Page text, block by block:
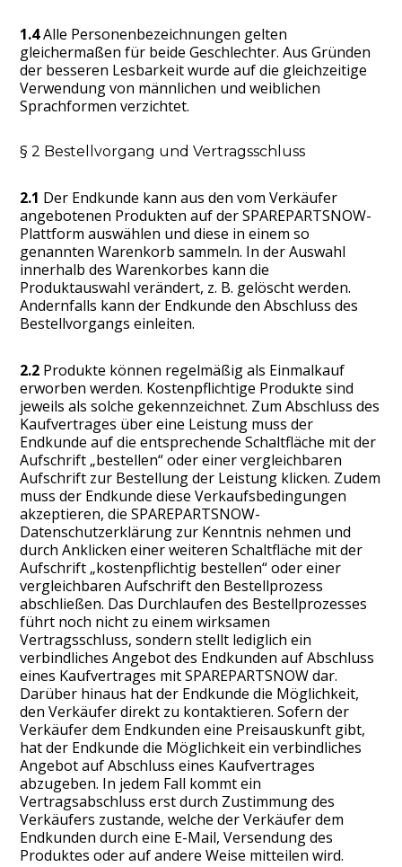
1.4Alle Personenbezeichnungen gelten
gleichermaßen für beide Geschlechter. Aus Gründen
der besseren Lesbarkeit wurde auf die gleichzeitige
Verwendung von männlichen und weiblichen
Sprachformen verzichtet.
§ 2 Bestellvorgang und Vertragsschluss
2.1 Der Endkunde kann aus den vom Verkäufer
angebotenen Produkten auf der SPAREPARTSNOW-
Plattform auswählen und diese in einem so
genannten Warenkorb sammeln. In der Auswahl
innerhalb des Warenkorbes kann die
Produktauswahl verändert, z. B. gelöscht werden.
Andernfalls kann der Endkunde den Abschluss des
Bestellvorgangs einleiten.
2.2 Produkte können regelmäßig als Einmalkauf
erworben werden. Kostenpflichtige Produkte sind
jeweils als solche gekennzeichnet. Zum Abschluss des
Kaufvertrages über eine Leistung muss der
Endkunde auf die entsprechende Schaltfläche mit der
Aufschrift „bestellen“ oder einer vergleichbaren
Aufschrift zur Bestellung der Leistung klicken. Zudem
muss der Endkunde diese Verkaufsbedingungen
akzeptieren, die SPAREPARTSNOW-
Datenschutzerklärung zur Kenntnis nehmen und
durch Anklicken einer weiteren Schaltfläche mit der
Aufschrift „kostenpflichtig bestellen“ oder einer
vergleichbaren Aufschrift den Bestellprozess
abschließen. Das Durchlaufen des Bestellprozesses
führt noch nicht zu einem wirksamen
Vertragsschluss, sondern stellt lediglich ein
verbindliches Angebot des Endkunden auf Abschluss
eines Kaufvertrages mit SPAREPARTSNOW dar.
Darüber hinaus hat der Endkunde die Möglichkeit,
den Verkäufer direkt zu kontaktieren. Sofern der
Verkäufer dem Endkunden eine Preisauskunft gibt,
hat der Endkunde die Möglichkeit ein verbindliches
Angebot auf Abschluss eines Kaufvertrages
abzugeben. In jedem Fall kommt ein
Vertragsabschluss erst durch Zustimmung des
Verkäufers zustande, welche der Verkäufer dem
Endkunden durch eine E-Mail, Versendung des
Produktes oder auf andere Weise mitteilen wird.